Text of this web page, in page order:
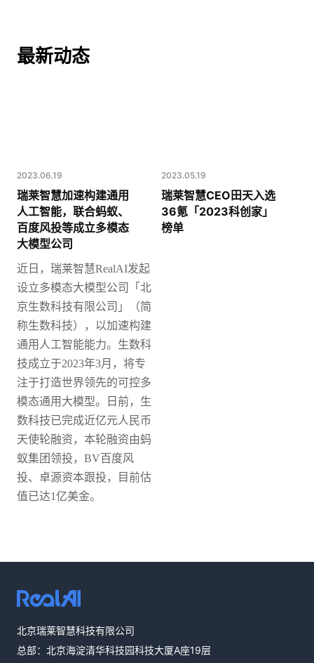
最新动态
2023.06.19
瑞莱智慧加速构建通用
人工智能，联合蚂蚁、
百度风投等成立多模态
大模型公司
近日，瑞莱智慧RealAI发起
设立多模态大模型公司「北
京生数科技有限公司」（简
称生数科技），以加速构建
通用人工智能能力。 生数科
技成立于2023年3月，将专
注于打造世界领先的可控多
模态通用大模型。日前，生
数科技已完成近亿元人民币
天使轮融资，本轮融资由蚂
蚁集团领投，BV百度风
投、卓源资本跟投，目前估
值已达1亿美金。
2023.05.19
瑞莱智慧CEO田天入选
36氪「2023科创家」
榜单
北京瑞莱智慧科技有限公司
总部：北京海淀清华科技园科技大厦A座19层